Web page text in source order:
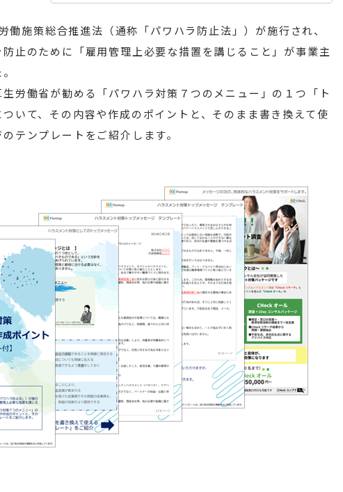
働施策総合推進法（通称「パワハラ防止法」）が施行され、
止のために「雇用管理上必要な措置を講じること」が事業主
労働省が勧める「パワハラ対策７つのメニュー」の１つ「ト
いて、その内容や作成のポイントと、そのまま書き換えて使
テンプレートをご紹介します。